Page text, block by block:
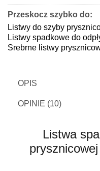
Przeskocz szybko do:
Listwy do szyby
Listwy spadkowe do
Srebrne listwy
OPIS
OPINIE (10)
Listwa